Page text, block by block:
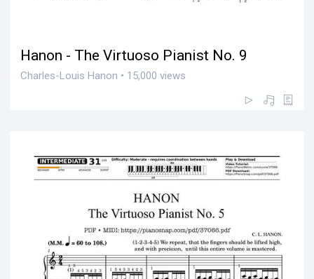
Hanon - The Virtuoso Pianist No. 9
Charles-Louis Hanon • 15,000 views